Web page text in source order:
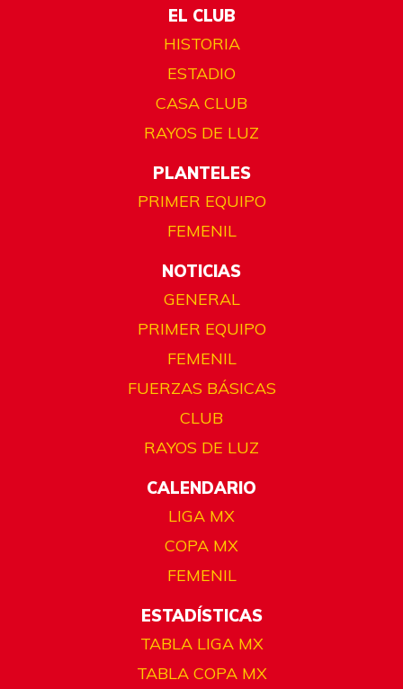
EL CLUB
HISTORIA
ESTADIO
CASA CLUB
RAYOS DE LUZ
PLANTELES
PRIMER EQUIPO
FEMENIL
NOTICIAS
GENERAL
PRIMER EQUIPO
FEMENIL
FUERZAS BÁSICAS
CLUB
RAYOS DE LUZ
CALENDARIO
LIGA MX
COPA MX
FEMENIL
ESTADÍSTICAS
TABLA LIGA MX
TABLA COPA MX